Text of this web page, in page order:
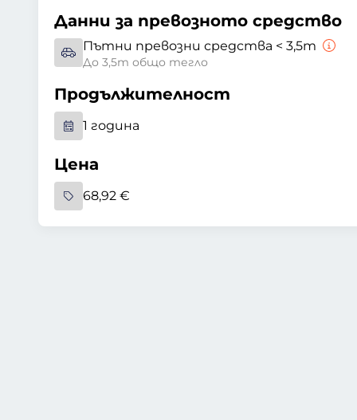
Данни за превозното средство
Пътни превозни средства < 3,5т
До 3,5т общо тегло
Продължителност
1 година
Цена
68,92 €